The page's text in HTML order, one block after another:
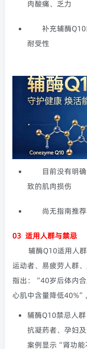
肉酸痛、乏力
补充辅酶
耐受性
目前没有明
致的肌肉损伤
尚无指南推
03 适用人群与禁忌
辅酶Q10适用人群
运动者、易疲劳人群
指出：“40岁后体内
心肌中含量降低40%”
辅酶Q10禁忌人群
抗凝药者、孕妇
案例显示“肾功能